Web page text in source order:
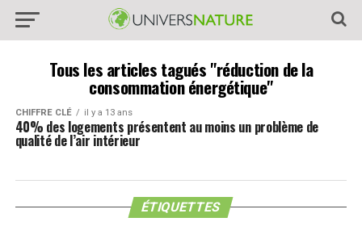
Tous les articles tagués "réduction de la
consommation énergétique"
CHIFFRE CLÉ il y a 13 ans
40% des logements présentent au moins un problème de
qualité de l’air intérieur
ÉTIQUETTES